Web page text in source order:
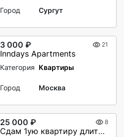
Город Сургут
3 000 ₽ 21
Inndays Apartments
Категория Квартиры
Город Москва
25 000 ₽ 8
Сдам 1ую квартиру длительно